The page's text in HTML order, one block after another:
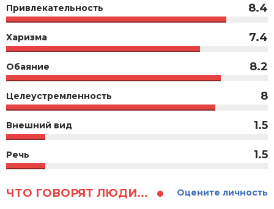
Привлекательность 8.4
Харизма 7.4
Обаяние 8.2
Целеустремленность 8
Внешний вид 1.5
Речь 1.5
ЧТО ГОВОРЯТ ЛЮДИ... Оцените личность